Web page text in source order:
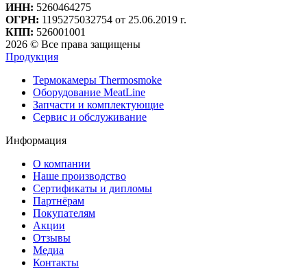
ИНН: 5260464275
ОГРН: 1195275032754 от 25.06.2019 г.
КПП: 526001001
2026 © Все права защищены
Продукция
Термокамеры Thermosmoke
Оборудование MeatLine
Запчасти и комплектующие
Сервис и обслуживание
Информация
О компании
Наше производство
Сертификаты и дипломы
Партнёрам
Покупателям
Акции
Отзывы
Медиа
Контакты